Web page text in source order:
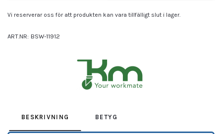
Vi reserverar oss för att produkten kan vara tillfälligt slut i lager.
ART.NR: BSW-11912
BESKRIVNING BETYG